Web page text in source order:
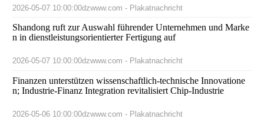
2026-05-07 10:00:00dzwww.com - Plakatnachricht
Shandong ruft zur Auswahl führender Unternehmen und Marke
n in dienstleistungsorientierter Fertigung auf
2026-05-07 10:00:00dzwww.com - Plakatnachricht
Finanzen unterstützen wissenschaftlich-technische Innovatione
n; Industrie-Finanz Integration revitalisiert Chip-Industrie
2026-05-06 10:00:00dzwww.com - Plakatnachricht